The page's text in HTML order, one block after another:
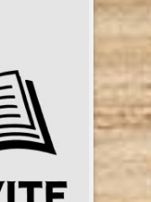
ha
– Il nodo
Lo
una spy story
dal